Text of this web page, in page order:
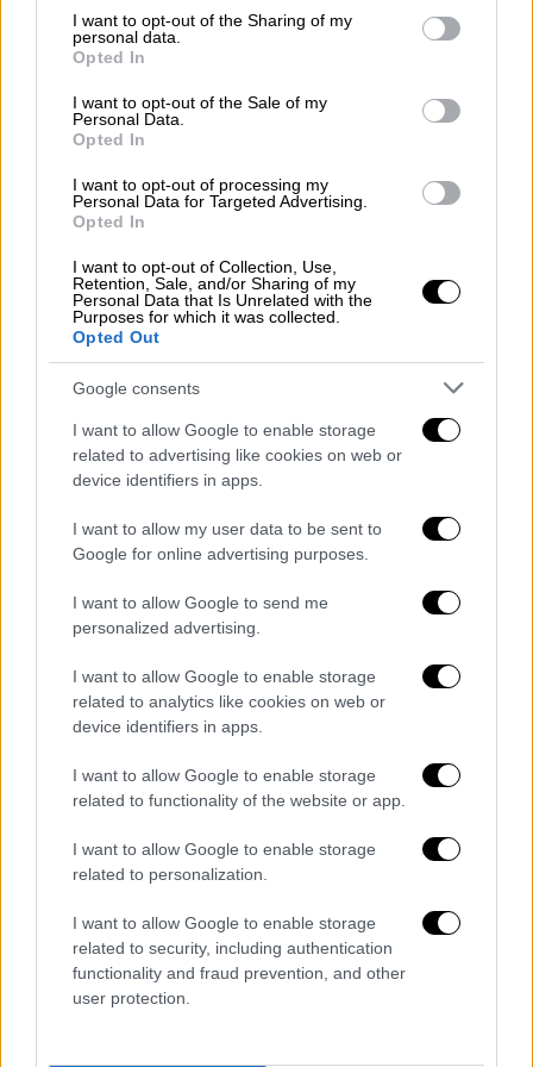
not limited to your visit or usage behaviour. You may click to
grant or deny consent to Google and its third-party tags to
use your data for below specified purposes in below Google
consent section.
I want to opt-out of the Sharing of my
personal data.
Opted In
I want to opt-out of the Sale of my
Personal Data.
Opted In
I want to opt-out of processing my
Personal Data for Targeted Advertising.
Opted In
I want to opt-out of Collection, Use,
Retention, Sale, and/or Sharing of my
Personal Data that Is Unrelated with the
Purposes for which it was collected.
Opted Out
Google consents
I want to allow Google to enable storage
related to advertising like cookies on web or
device identifiers in apps.
I want to allow my user data to be sent to
Google for online advertising purposes.
I want to allow Google to send me
personalized advertising.
I want to allow Google to enable storage
related to analytics like cookies on web or
device identifiers in apps.
I want to allow Google to enable storage
related to functionality of the website or app.
I want to allow Google to enable storage
related to personalization.
I want to allow Google to enable storage
related to security, including authentication
functionality and fraud prevention, and other
user protection.
και να κάνουν πλουσιότερα τα μέλη της.
λόγω της διπλωματικής της ιδιότητας και
ταξίδευε ανά τον κόσμο, επιδεικνύοντας τον
πολυτελή τρόπο ζωής της και τη σχέση της
με σελέμπριτις.
Το επίκεντρο της εγκληματικής οργάνωσης -
που ξεκίνησε να δρα από το 2005 - φέρεται
να ήταν μια ελβετική εταιρεία ονόματι
Zeromax, η οποία έκλεισε το 2010. Οι
πιστωτές της Zeromax μήνυσαν την εταιρεία
εντοπίστηκαν στον λογαριασμό της
εταιρείας «ασυνήθιστες δραστηριότητες»
δαπανών που ανέρχονταν σε πολλά
εκατομμύρια για κοσμήματα και πολυτελείς
ιατρικές θεραπείες, σύμφωνα με τους
Financial Times.
H Καρίμοβα, που στο παρελθόν είχε κάνει
καριέρα και ως σχεδιάστρια μόδας, φέρεται
να χρησιμοποιούσε θυρίδες ασφαλείας στην
ελβετική ιδιωτική τράπεζα Lombard Odier
για να κρύβει διαμάντια και άλλους
εκατομμυρίων. Επιπλέον, πάνω από 400
εκατομμύρια φράγκα
δολάρια)βρίσκονται ακόμη «παγωμένα» σε
λογαριασμούς στο όνόμα της Καρίμοβα στην
τράπεζα, αναφέρουν οι Times.